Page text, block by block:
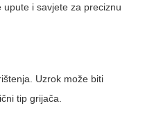
i savjete za preciznu
Uzrok može biti
tip grijača.